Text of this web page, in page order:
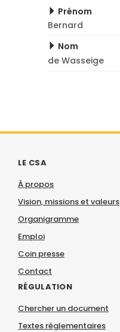
Prénom
Bernard
Nom
de Wasseige
LE CSA
À propos
Vision, missions et valeurs
Organigramme
Emploi
Coin presse
Contact
RÉGULATION
Chercher un document
Textes réglementaires